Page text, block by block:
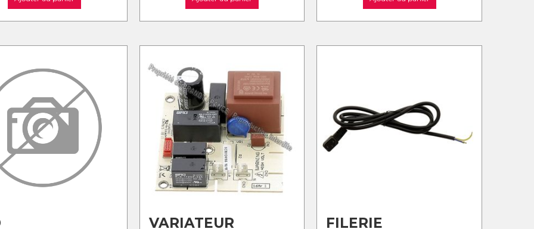
VARIATEUR FILERIE